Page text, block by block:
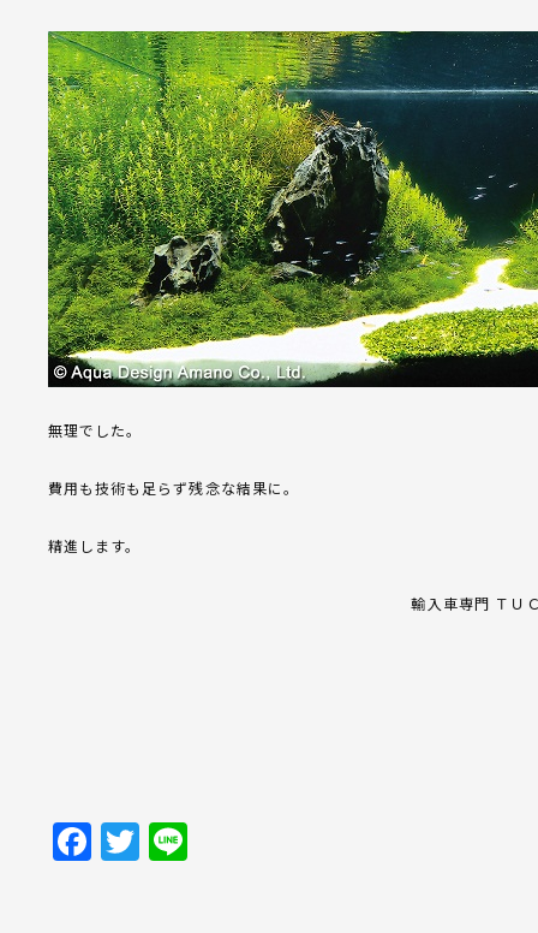
無理でした。
費用も技術も足らず残念な結果に。
精進します。
輸入車専門 ＴＵ
Facebook
Twitter